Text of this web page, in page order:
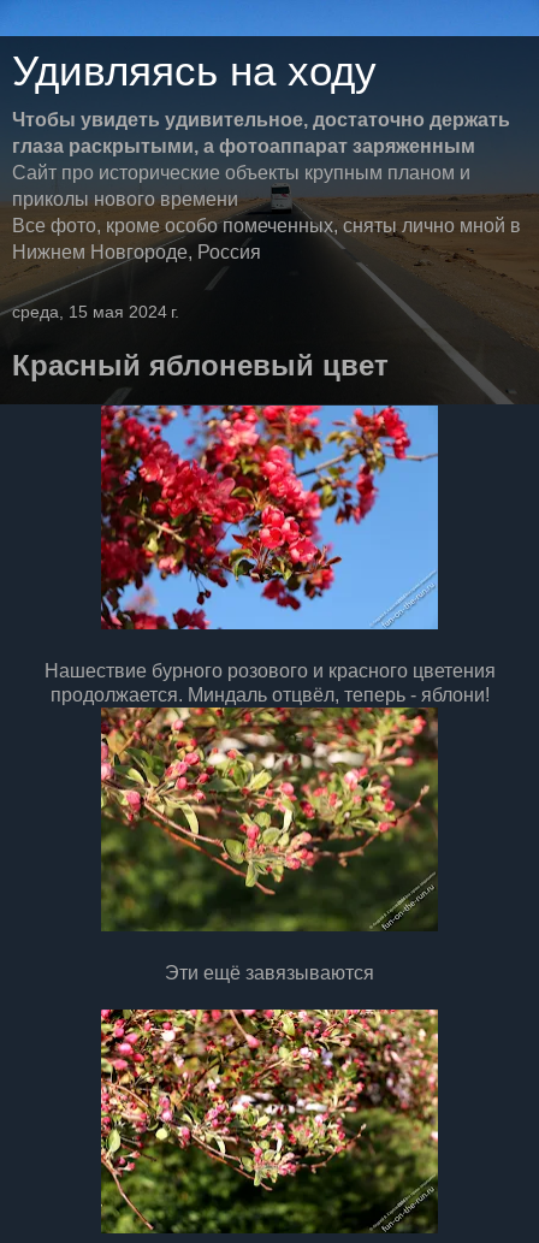
Удивляясь на ходу
Чтобы увидеть удивительное, достаточно держать
глаза раскрытыми, а фотоаппарат заряженным
Сайт про исторические объекты крупным планом и
приколы нового времени
Все фото, кроме особо помеченных, сняты лично мной в
Нижнем Новгороде, Россия
среда, 15 мая 2024 г.
Красный яблоневый цвет
Нашествие бурного розового и красного цветения
продолжается. Миндаль отцвёл, теперь - яблони!
Эти ещё завязываются